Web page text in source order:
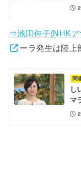
⇒池田伸子(NHKア
ーラ発生は陸上
関
し
マ